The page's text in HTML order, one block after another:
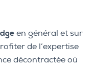
en général et sur
de l’expertise
décontractée où